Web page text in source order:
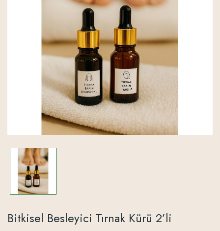
Bitkisel Besleyici Tırnak Kürü 2’li